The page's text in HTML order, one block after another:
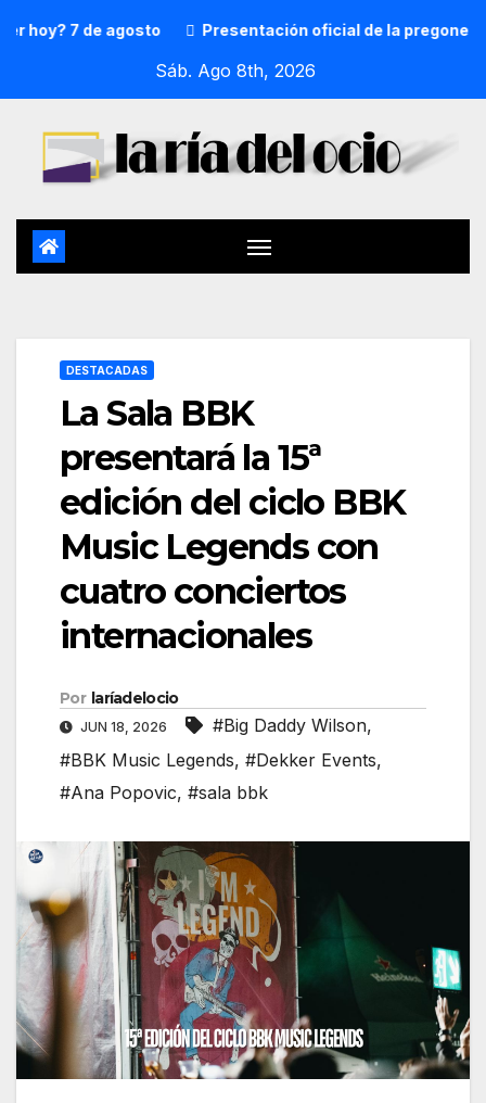
7 de agosto Presentación oficial de la pregonera y
Sáb. Ago 8th, 2026
DESTACADAS
La Sala BBK
presentará la 15ª
edición del ciclo BBK
Music Legends con
cuatro conciertos
internacionales
Por laríadelocio
JUN 18, 2026 #Big Daddy Wilson,
#BBK Music Legends, #Dekker Events,
#Ana Popovic, #sala bbk